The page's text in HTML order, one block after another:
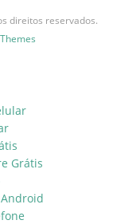
direitos reservados.
Grátis